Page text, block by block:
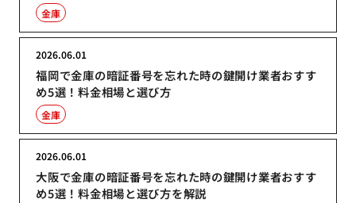
金庫
福岡で金庫の暗証番号を忘れた時の鍵開け業者おすす
め5選！料金相場と選び方
2026.06.01
金庫
大阪で金庫の暗証番号を忘れた時の鍵開け業者おすす
め5選！料金相場と選び方を解説
2026.06.01